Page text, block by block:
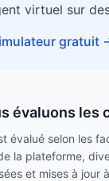
virtuel sur
gratuit
évaluons les
évalué selon les
la plateforme,
et mises à jour